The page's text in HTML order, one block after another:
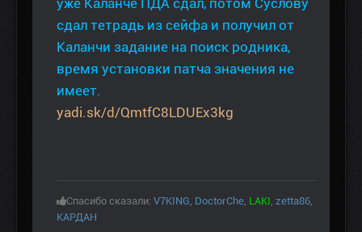
уже Каланче ПДА сдал, потом Суслову
сдал тетрадь из сейфа и получил от
Каланчи задание на поиск родника,
время установки патча значения не
имеет.
yadi.sk/d/QmtfC8LDUEx3kg
Спасибо сказали: V7KING, DoctorChe, LAKI, zetta86,
КАРДАН